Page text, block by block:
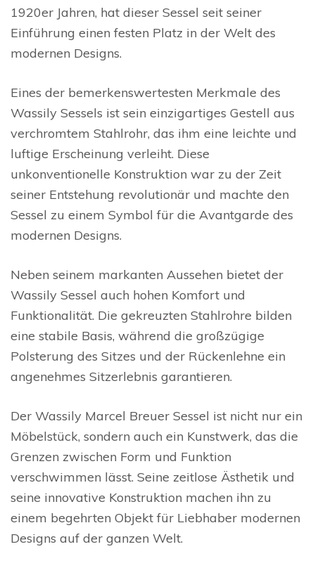
1920er Jahren, hat dieser Sessel seit seiner
Einführung einen festen Platz in der Welt des
modernen Designs.
Eines der bemerkenswertesten Merkmale des
Wassily Sessels ist sein einzigartiges Gestell aus
verchromtem Stahlrohr, das ihm eine leichte und
luftige Erscheinung verleiht. Diese
unkonventionelle Konstruktion war zu der Zeit
seiner Entstehung revolutionär und machte den
Sessel zu einem Symbol für die Avantgarde des
modernen Designs.
Neben seinem markanten Aussehen bietet der
Wassily Sessel auch hohen Komfort und
Funktionalität. Die gekreuzten Stahlrohre bilden
eine stabile Basis, während die großzügige
Polsterung des Sitzes und der Rückenlehne ein
angenehmes Sitzerlebnis garantieren.
Der Wassily Marcel Breuer Sessel ist nicht nur ein
Möbelstück, sondern auch ein Kunstwerk, das die
Grenzen zwischen Form und Funktion
verschwimmen lässt. Seine zeitlose Ästhetik und
seine innovative Konstruktion machen ihn zu
einem begehrten Objekt für Liebhaber modernen
Designs auf der ganzen Welt.